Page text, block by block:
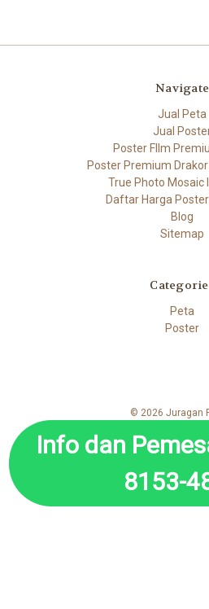
Navigate
Jual Peta
Jual
Poster FIlm
Poster Premium
True Photo Mosaic
Daftar Harga
Blog
Sitemap
Peta
Poster
© 2026 Juragan
Info dan
8153-